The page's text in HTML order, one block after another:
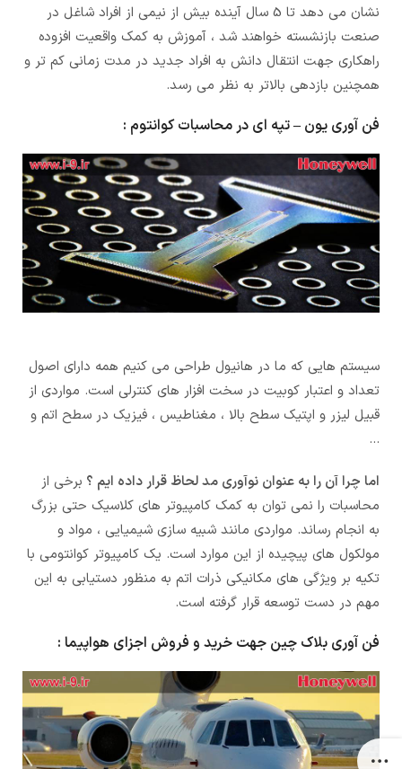
نشان می دهد تا 5 سال آینده بیش از نیمی از افراد شاغل در
صنعت بازنشسته خواهند شد ، آموزش به کمک واقعیت افزوده
راهکاری جهت انتقال دانش به افراد جدید در مدت زمانی کم تر و
همچنین بازدهی بالاتر به نظر می رسد.
فن آوری یون – تپه ای در محاسبات کوانتوم :
سیستم هایی که ما در هانیول طراحی می کنیم همه دارای اصول
تعداد و اعتبار کوبیت در سخت افزار های کنترلی است. مواردی از
قبیل لیزر و اپتیک سطح بالا ، مغناطیس ، فیزیک در سطح اتم و
…
اما چرا آن را به عنوان نوآوری مد لحاظ قرار داده ایم ؟ برخی از
محاسبات را نمی توان به کمک کامپیوتر های کلاسیک حتی بزرگ
به انجام رساند. مواردی مانند شبیه سازی شیمیایی ، مواد و
مولکول های پیچیده از این موارد است. یک کامپیوتر کوانتومی با
تکیه بر ویژگی های مکانیکی ذرات اتم به منظور دستیابی به این
مهم در دست توسعه قرار گرفته است.
فن آوری بلاک چین جهت خرید و فروش اجزای هواپیما :